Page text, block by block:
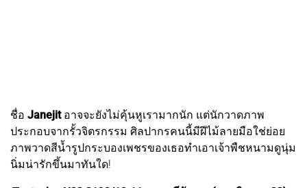
ชื่อ Janejit อาจจะยังไม่คุ้นหูเรามากนัก แต่นักวาดภาพ
ประกอบจากรั้วจิตรกรรม ศิลปากรคนนี้มีฝีไม้ลายมือใช่ย่อย
ภาพวาดสีน้ำรูปกระบองเพชรของเธอทำเอาเจ้าพืชหนามดูนุ่ม
นิ่มน่ารักขึ้นมาทันใด!